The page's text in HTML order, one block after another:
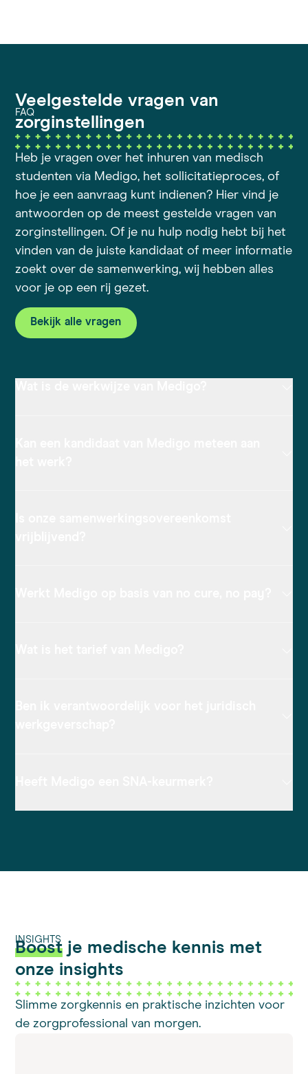
FAQ
Veelgestelde vragen van
zorginstellingen
Heb je vragen over het inhuren van medisch
studenten via Medigo, het sollicitatieproces, of
hoe je een aanvraag kunt indienen? Hier vind je
antwoorden op de meest gestelde vragen van
zorginstellingen. Of je nu hulp nodig hebt bij het
vinden van de juiste kandidaat of meer informatie
zoekt over de samenwerking, wij hebben alles
voor je op een rij gezet.
Bekijk alle vragen
INSIGHTS
Boost je medische kennis met
onze insights
Slimme zorgkennis en praktische inzichten voor
de zorgprofessional van morgen.